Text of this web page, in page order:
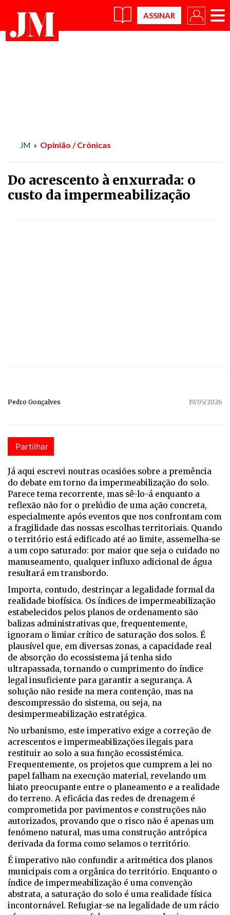
×
JM » Opinião / Crónicas
Do acrescento à enxurrada: o
custo da impermeabilização
Pedro Gonçalves 19/05/2026
Partilhar
Já aqui escrevi noutras ocasiões sobre a premência
do debate em torno da impermeabilização do solo.
Parece tema recorrente, mas sê-lo-á enquanto a
reflexão não for o prelúdio de uma ação concreta,
especialmente após eventos que nos confrontam com
a fragilidade das nossas escolhas territoriais. Quando
o território está edificado até ao limite, assemelha-se
a um copo saturado: por maior que seja o cuidado no
manuseamento, qualquer influxo adicional de água
resultará em transbordo.
Importa, contudo, destrinçar a legalidade formal da
realidade biofísica. Os índices de impermeabilização
estabelecidos pelos planos de ordenamento são
balizas administrativas que, frequentemente,
ignoram o limiar crítico de saturação dos solos. É
plausível que, em diversas zonas, a capacidade real
de absorção do ecossistema já tenha sido
ultrapassada, tornando o cumprimento do índice
legal insuficiente para garantir a segurança. A
solução não reside na mera contenção, mas na
descompressão do sistema, ou seja, na
desimpermeabilização estratégica.
No urbanismo, este imperativo exige a correção de
acrescentos e impermeabilizações ilegais para
restituir ao solo a sua função ecossistémica.
Frequentemente, os projetos que cumprem a lei no
papel falham na execução material, revelando um
hiato preocupante entre o planeamento e a realidade
do terreno. A eficácia das redes de drenagem é
comprometida por pavimentos e construções não
autorizados, provando que o risco não é apenas um
fenómeno natural, mas uma construção antrópica
derivada da forma como selamos o território.
É imperativo não confundir a aritmética dos planos
municipais com a orgânica do território. Enquanto o
índice de impermeabilização é uma convenção
abstrata, a saturação do solo é uma realidade física
incontornável. Refugiar-se na legalidade de um rácio